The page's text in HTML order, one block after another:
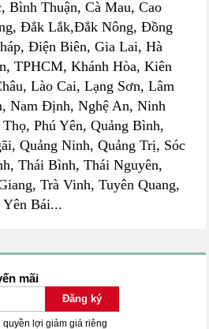
Thuận, Cà Mau, Cao
Đắk Lắk,Đắk Nông, Đồng
Điện Biên, Gia Lai, Hà
TPHCM, Khánh Hòa, Kiên
Lào Cai, Lạng Sơn, Lâm
Nam Định, Nghệ An, Ninh
Phú Yên, Quảng Bình,
Quảng Ninh, Quảng Trị, Sóc
Thái Bình, Thái Nguyên,
Trà Vinh, Tuyên Quang,
Bái...
mãi
Đăng ký
lợi giảm giá riêng